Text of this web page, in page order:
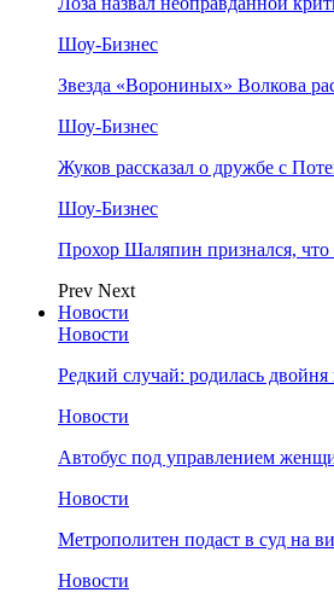
Шоу-Бизнес
Звезда «Ворониных» Волкова
Шоу-Бизнес
Жуков рассказал о дружбе с
Шоу-Бизнес
Прохор Шаляпин признался, что
Prev Next
Новости
Новости
Редкий случай: родилась двойня
Новости
Автобус под управлением
Новости
Метрополитен подаст в суд на
Новости